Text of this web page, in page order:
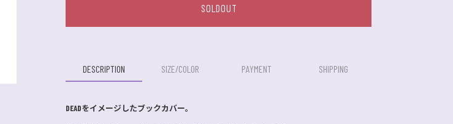
SOLDOUT
DESCRIPTION SIZE/COLOR PAYMENT SHIPPING
DEADをイメージしたブックカバー。